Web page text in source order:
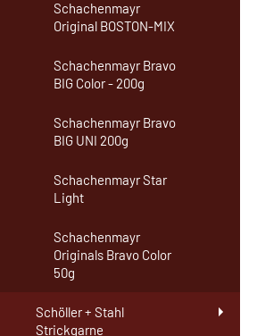
Schachenmayr
Original BOSTON-MIX
Schachenmayr Bravo
BIG Color - 200g
Schachenmayr Bravo
BIG UNI 200g
Schachenmayr Star
Light
Schachenmayr
Originals Bravo Color
50g
Schöller + Stahl
Strickgarne